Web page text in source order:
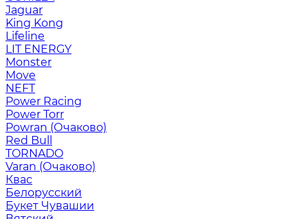
Jaguar
King Kong
Lifeline
LIT ENERGY
Monster
Move
NEFT
Power Racing
Power Torr
Powran (Очаково)
Red Bull
TORNADO
Varan (Очаково)
Квас
Белорусский
Букет Чувашии